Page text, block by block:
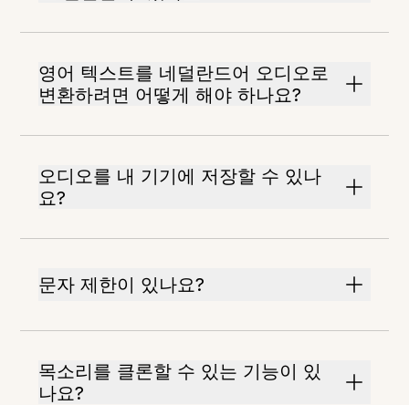
영어 텍스트를 네덜란드어 오디오로
변환하려면 어떻게 해야 하나요?
오디오를 내 기기에 저장할 수 있나
요?
문자 제한이 있나요?
목소리를 클론할 수 있는 기능이 있
나요?